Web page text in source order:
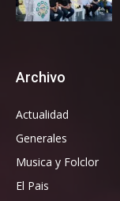
Archivo
Actualidad
Generales
Musica y Folclor
El Pais